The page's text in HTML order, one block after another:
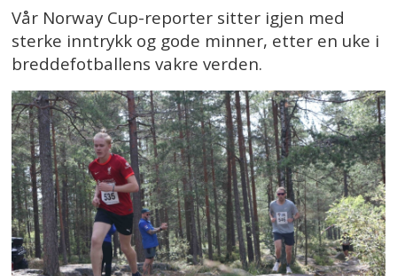
Vår Norway Cup-reporter sitter igjen med
sterke inntrykk og gode minner, etter en uke i
breddefotballens vakre verden.